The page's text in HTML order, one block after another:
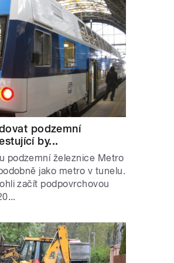
podzemní
by...
podzemní železnice Metro
jako metro v tunelu.
začít podpovrchovou